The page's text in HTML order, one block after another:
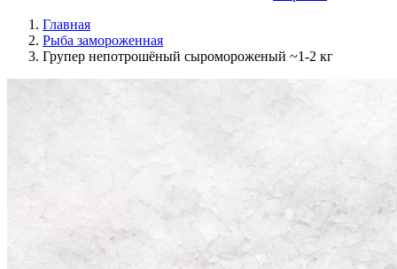
Главная
Рыба замороженная
Групер непотрошёный сыромороженый ~1-2 кг